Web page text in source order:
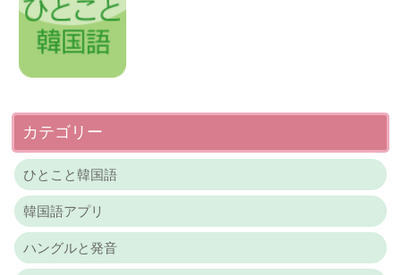
カテゴリー
ひとこと韓国語
韓国語アプリ
ハングルと発音